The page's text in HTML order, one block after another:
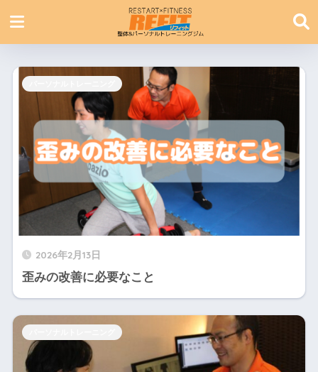
2026年2月13日
歪みの改善に必要なこと